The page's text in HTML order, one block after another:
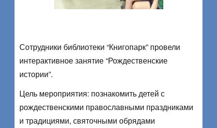
Сотрудники библиотеки “Книгопарк” провели
интерактивное занятие “Рождественские
истории”.
Цель мероприятия: познакомить детей с
рождественскими православными праздниками
и традициями, святочными обрядами